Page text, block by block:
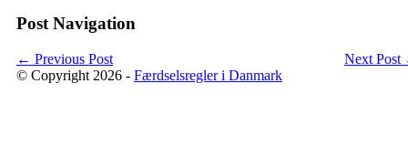
Post Navigation
← Previous Post Next Post
© Copyright 2026 - Færdselsregler i Danmark